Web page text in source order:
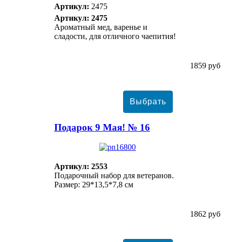
Артикул: 2475
Артикул: 2475
Ароматный мед, варенье и
сладости, для отличного чаепития!
1859 руб
Подарок 9 Мая! № 16
Артикул: 2553
Подарочный набор для ветеранов.
Размер: 29*13,5*7,8 см
1862 руб